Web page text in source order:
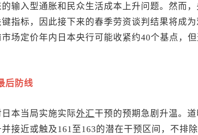
输入型通胀和民众生活成本上升问题。然而
指标，因此接下来的春季劳资谈判结果将成
场定价年内日本央行可能收紧约40个基点，
后防线
本当局实施实际外汇干预的预期急剧升温。
接近或触及161至163的潜在干预区间，不排